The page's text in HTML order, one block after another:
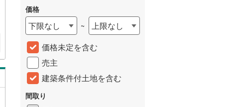
価格
下限なし ~
上限なし
価格未定を含む
売主
建築条件付土地を含む
間取り